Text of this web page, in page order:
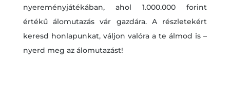
nyereményjátékában, ahol 1.000.000 forint
értékű álomutazás vár gazdára. A részletekért
keresd honlapunkat, váljon valóra a te álmod is –
nyerd meg az álomutazást!